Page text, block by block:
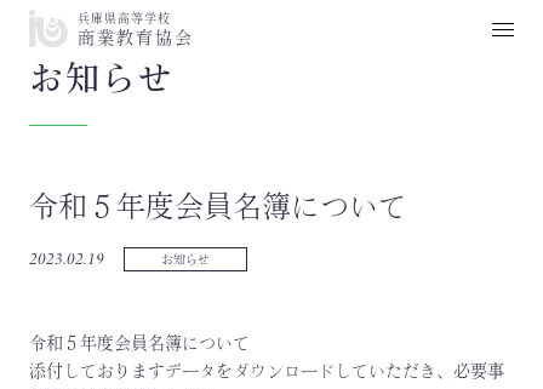
兵庫県高等学校
商業教育協会
お知らせ
令和５年度会員名簿について
2023.02.19 お知らせ
令和５年度会員名簿について
添付しておりますデータをダウンロードしていただき、必要事